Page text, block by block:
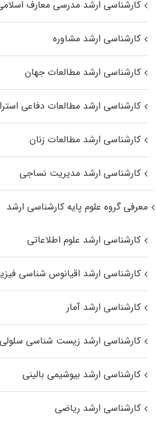
کارشناسی ارشد مدرسی معارف
کارشناسی ارشد مشاوره
کارشناسی ارشد مطالعات جهان
کارشناسی ارشد مطالعات دفاعی
کارشناسی ارشد مطالعات زنان
کارشناسی ارشد مدیریت نساجی
معرفی گروه علوم پایه کارشناسی ارشد
کارشناسی ارشد علوم اطلاعاتی
کارشناسی ارشد اقیانوس‌ شناسی
کارشناسی ارشد آمار
کارشناسی ارشد زیست شناسی
کارشناسی ارشد بیوشیمی بالینی
کارشناسی ارشد ریاضی